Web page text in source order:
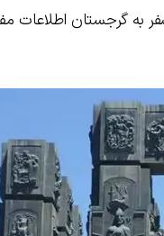
راهنمای سفر به گرجستان